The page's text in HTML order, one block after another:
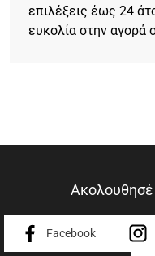
επιλέξεις έως 24
ευκολία στην αγορά
Facebook